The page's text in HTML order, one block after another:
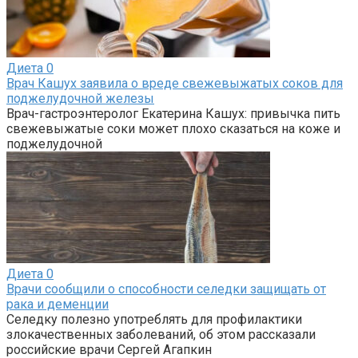
Диета 0
Врач Кашух заявила о вреде свежевыжатых соков для
поджелудочной железы
Врач-гастроэнтеролог Екатерина Кашух: привычка пить
свежевыжатые соки может плохо сказаться на коже и
поджелудочной
Диета 0
Врачи сообщили о способности селедки защищать от
рака и деменции
Селедку полезно употреблять для профилактики
злокачественных заболеваний, об этом рассказали
российские врачи Сергей Агапкин